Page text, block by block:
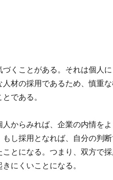
づくことがある。それは個人
材の採用であるため、慎重
である。
からみれば、企業の内情を
もし採用となれば、自分の判
ことになる。つまり、双方で
にくいことになる。